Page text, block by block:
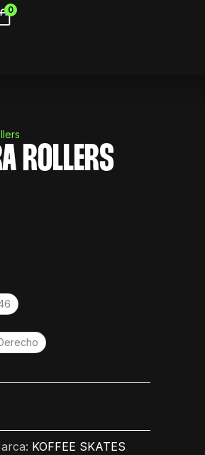
0
ROLLERS
KOFFEE SKATES